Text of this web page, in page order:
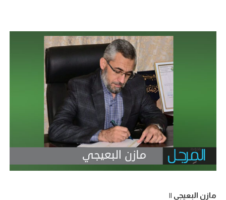
مازن البعيجي ||